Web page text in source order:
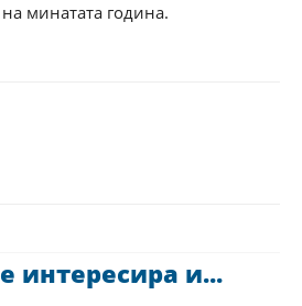
минатата година.
интересира и...